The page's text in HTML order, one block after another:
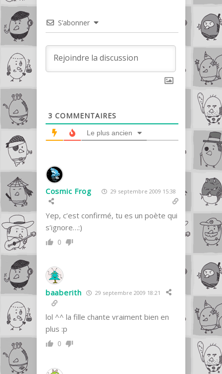
S’abonner
3 COMMENTAIRES
Le plus ancien
Cosmic Frog 29 septembre 2009 15:38
Yep, c’est confirmé, tu es un poète qui
s’ignore…:)
0
baaberith 29 septembre 2009 18:21
lol ^^ la fille chante vraiment bien en
plus :p
0